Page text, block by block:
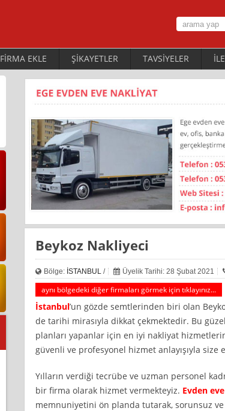
FİRMA EKLE ŞİKAYETLER TAVSİYELER
Beykoz Nakliyeci
Bölge: İSTANBUL/ Üyelik Tarihi: 28 Şubat 2021
aynı bölgedeki diğer firmaları görmek için tıklayınız...
İstanbul’un gözde semtlerinden biri olan
de tarihi mirasıyla dikkat çekmektedir. Bu
planları yapanlar için en iyi nakliyat
güvenli ve profesyonel hizmet anlayışıyla
Yılların verdiği tecrübe ve uzman personel
bir firma olarak hizmet vermekteyiz. Evden
memnuniyetini ön planda tutarak, sorunsuz